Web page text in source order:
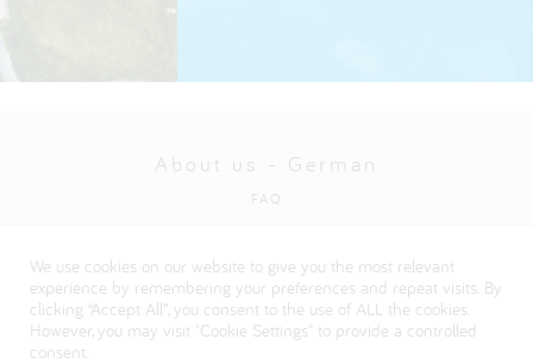
About us - German
FAQ
Visit our Danone corporate website
We use cookies on our website to give you the most relevant
experience by remembering your preferences and repeat visits. By
clicking “Accept All”, you consent to the use of ALL the cookies.
However, you may visit "Cookie Settings" to provide a controlled
consent.